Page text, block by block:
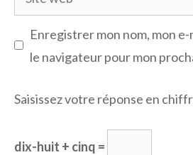
web
Enregistrer mon nom, mon
le navigateur pour mon
Saisissez votre réponse en
dix-huit + cinq =